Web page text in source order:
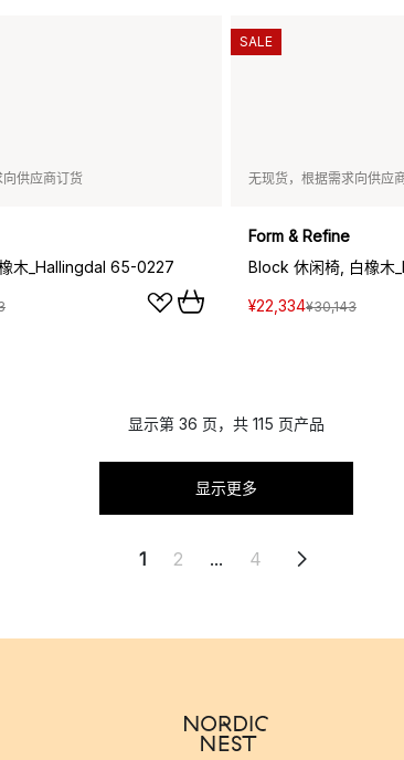
供应商订货
木_Hallingdal 65-0227
无现货，根据需求向供应
Form & Refine
Block 休闲椅, 白橡木
¥22,334¥30,143
SALE
显示第 36 页，共 115 页产品
显示更多
1 2 ... 4